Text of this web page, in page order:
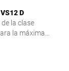
D
la clase
la máxima